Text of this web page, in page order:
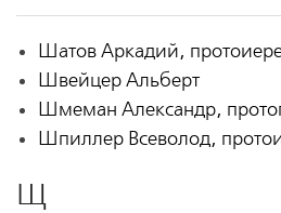
Шатов Аркадий,
Швейцер Альберт
Шмеман Александр,
Шпиллер Всеволод,
Щ